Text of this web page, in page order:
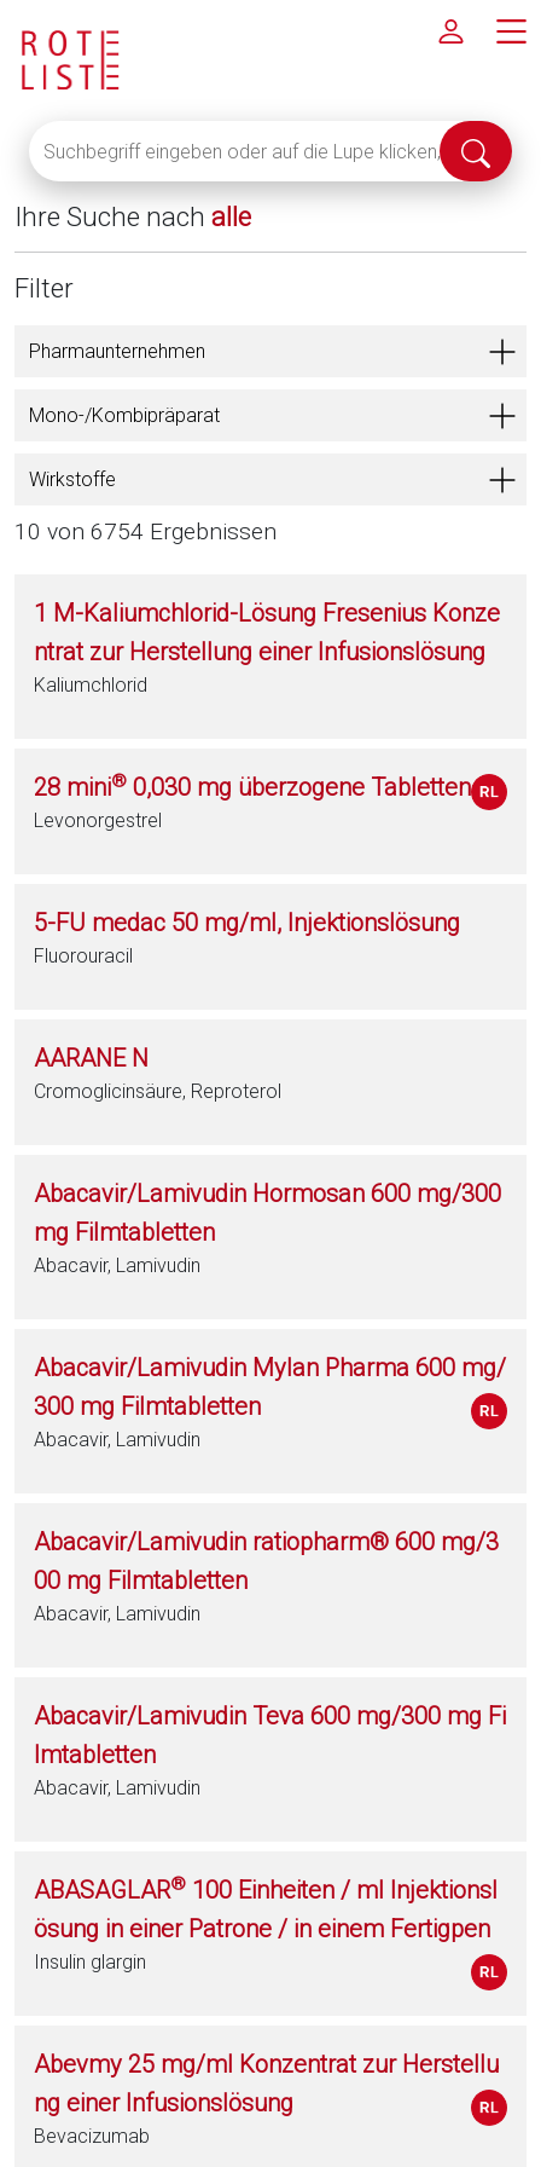
eingeben
oder
auf
die
Lupe
alle
anzuzeigen
Suche
Ihre Suche nach alle
Filter
Pharmaunternehmen
Mono-/Kombipräparat
Wirkstoffe
10 von 6754 Ergebnissen
1 M-Kaliumchlorid-Lösung Fresenius Konze
ntrat zur Herstellung einer Infusionslösung
Kaliumchlorid
28 mini® 0,030 mg überzogene Tabletten
Levonorgestrel
5-FU medac 50 mg/ml, Injektionslösung
Fluorouracil
AARANE N
Cromoglicinsäure, Reproterol
Abacavir/Lamivudin Hormosan 600 mg/300
mg Filmtabletten
Abacavir, Lamivudin
Abacavir/Lamivudin Mylan Pharma 600 mg/
300 mg Filmtabletten
Abacavir, Lamivudin
Abacavir/Lamivudin ratiopharm® 600 mg/3
00 mg Filmtabletten
Abacavir, Lamivudin
Abacavir/Lamivudin Teva 600 mg/300 mg Fi
lmtabletten
Abacavir, Lamivudin
ABASAGLAR® 100 Einheiten / ml Injektionsl
ösung in einer Patrone / in einem Fertigpen
Insulin glargin
Abevmy 25 mg/ml Konzentrat zur Herstellu
ng einer Infusionslösung
Bevacizumab